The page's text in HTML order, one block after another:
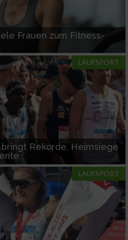
Frauen zum Fitness-
LAUFSPORT
bringt Rekorde, Heimsiege
LAUFSPORT
personalisierte
zur Auswahl
Personalisierung
zur Auswahl
von Inhalten
durch Statistiken
Daten aus